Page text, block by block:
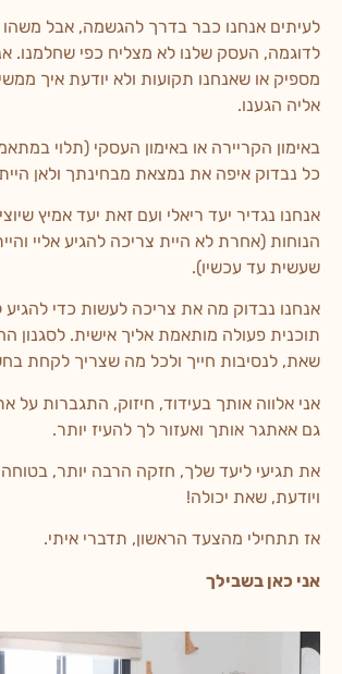
לעיתים אנחנו כבר בדרך להגשמה, אבל משהו
לדוגמה, העסק שלנו לא מצליח כפי שחלמנו.
מספיק או שאנחנו תקועות ולא יודעת איך
אליה הגענו.
באימון הקריירה או באימון העסקי (תלוי
כל נבדוק איפה את נמצאת מבחינתך ולאן
אנחנו נגדיר יעד ריאלי ועם זאת יעד אמיץ
הנוחות (אחרת לא היית צריכה להגיע אליי
שעשית עד עכשיו).
אנחנו נבדוק מה את צריכה לעשות כדי להגיע
תוכנית פעולה מותאמת אליך אישית. לסגנון
שאת, לנסיבות חייך ולכל מה שצריך לקחת
אני אלווה אותך בעידוד, חיזוק, התגברות על
גם אאתגר אותך ואעזור לך להעיז יותר.
את תגיעי ליעד שלך, חזקה הרבה יותר,
ויודעת, שאת יכולה!
אז תתחילי מהצעד הראשון, תדברי איתי.
אני כאן בשבילך